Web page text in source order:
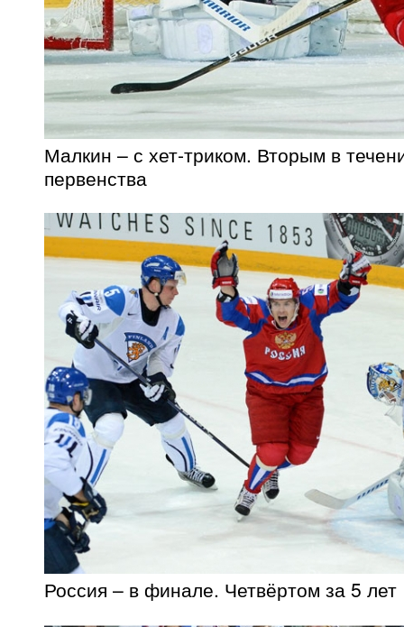
Малкин – с хет-триком. Вторым в
первенства
Россия – в финале. Четвёртом за 5 лет